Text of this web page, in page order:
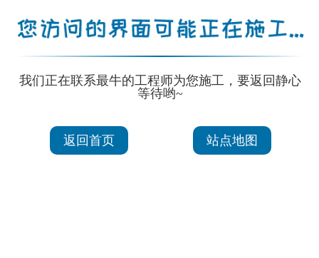
我们正在联系最牛的工程师为您施工，要返回静心
等待哟~
返回首页 站点地图